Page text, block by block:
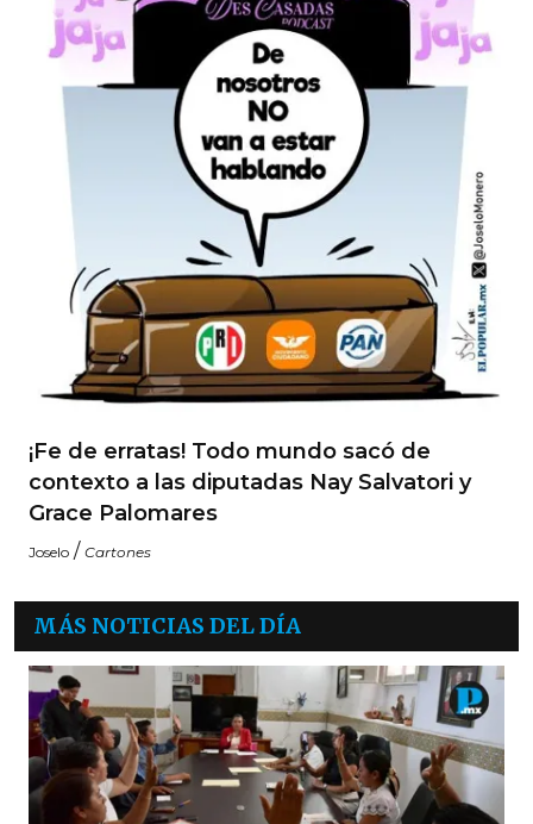
¡Fe de erratas! Todo mundo sacó de
contexto a las diputadas Nay Salvatori y
Grace Palomares
Joselo / Cartones
MÁS NOTICIAS DEL DÍA